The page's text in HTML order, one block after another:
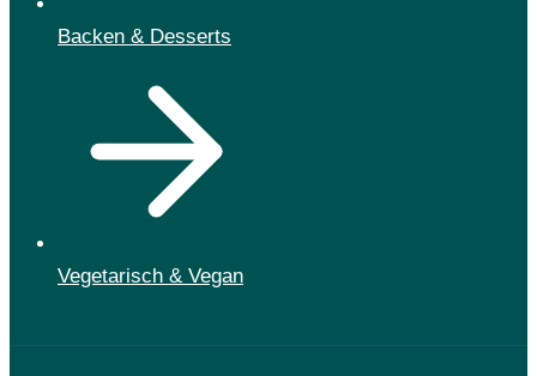
Backen & Desserts
Vegetarisch & Vegan